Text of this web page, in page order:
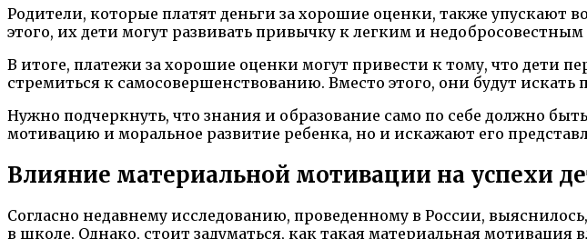
Родители, которые платят деньги за хорошие оценки, также упускают
этого, их дети могут развивать привычку к легким и
В итоге, платежи за хорошие оценки могут привести к тому, что дети
стремиться к самосовершенствованию. Вместо этого, они будут
Нужно подчеркнуть, что знания и образование само по себе должно
мотивацию и моральное развитие ребенка, но и искажают его
Влияние материальной мотивации на успехи
Согласно недавнему исследованию, проведенному в России,
в школе. Однако, стоит задуматься, как такая материальная мотивация